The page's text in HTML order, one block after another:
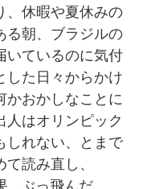
、休暇や夏休みの
る朝、ブラジルの
いているのに気付
した日々からかけ
かおかしなことに
人はオリンピック
しれない、とまで
読み直し、
…ぶっ飛んだ。